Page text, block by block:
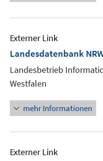
Externer Link
Landesdatenbank
Landesbetrieb
Westfalen
mehr Informationen
Externer Link